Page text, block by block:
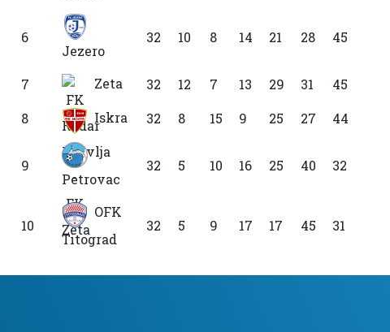
6
Jezero
32 10 8 14 21 28 45
7 Zeta 32 12 7 13 29 31
45
8
Iskra 32 8 15 9 25 27 44
9
Petrovac
32 5 10 16 25 40 32
10
OFK
Titograd
32 5 9 17 17 45 31